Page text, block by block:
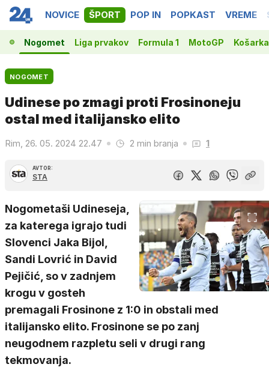
NOVICE ŠPORT POP IN POPKAST VREME
Nogomet Liga prvakov Formula 1 MotoGP Košarka
NOGOMET
Udinese po zmagi proti Frosinoneju
ostal med italijansko elito
Rim, 26. 05. 2024 22.47 2 min branja 1
AVTOR:
STA
Nogometaši Udineseja,
za katerega igrajo tudi
Slovenci Jaka Bijol,
Sandi Lovrić in David
Pejičić, so v zadnjem
krogu v gosteh
premagali Frosinone z 1:0 in obstali med
italijansko elito. Frosinone se po zanj
neugodnem razpletu seli v drugi rang
tekmovanja.